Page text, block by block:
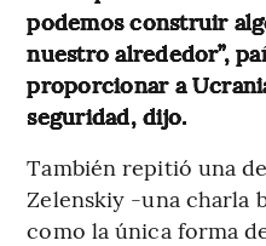
podemos construir
nuestro alrededor”,
proporcionar a
seguridad, dijo.
También repitió una
Zelenskiy -una charla
como la única forma